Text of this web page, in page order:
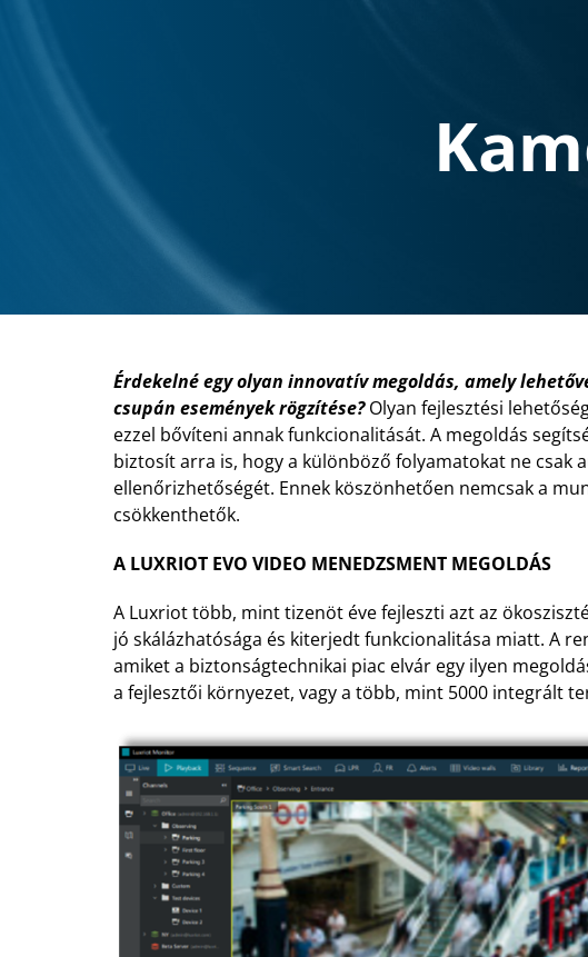
Érdekelné egy olyan innovatív megoldás, amely
csupán események rögzítése?Olyan fejlesztési
ezzel bővíteni annak funkcionalitását. A megoldás
biztosít arra is, hogy a különböző folyamatokat ne csak
ellenőrizhetőségét. Ennek köszönhetően nemcsak a
csökkenthetők.
A LUXRIOT EVO VIDEO MENEDZSMENT MEGOLDÁS
A Luxriot több, mint tizenöt éve fejleszti azt az
jó skálázhatósága és kiterjedt funkcionalitása miatt. A
amiket a biztonságtechnikai piac elvár egy ilyen
a fejlesztői környezet, vagy a több, mint 5000 integrált